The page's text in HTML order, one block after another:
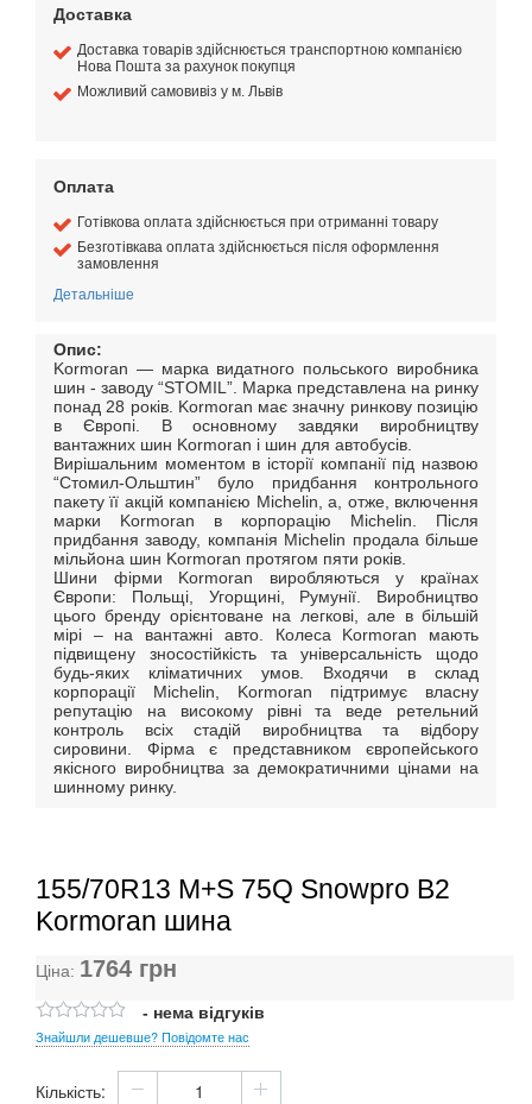
Доставка
Доставка товарів здійснюється транспортною компанією
Нова Пошта за рахунок покупця
Можливий самовивіз у м. Львів
Оплата
Готівкова оплата здійснюється при отриманні товару
Безготівкава оплата здійснюється після оформлення
замовлення
Детальніше
Опис:
Kormoran — марка видатного польського виробника
шин - заводу “STOMIL”. Марка представлена на ринку
понад 28 років. Kormoran має значну ринкову позицію
в Європі. В основному завдяки виробництву
вантажних шин Kormoran і шин для автобусів.
Вирішальним моментом в історії компанії під назвою
“Стомил-Ольштин” було придбання контрольного
пакету її акцій компанією Michelin, а, отже, включення
марки Kormoran в корпорацію Michelin. Після
придбання заводу, компанія Michelin продала більше
мільйона шин Kormoran протягом пяти років.
Шини фірми Kormoran виробляються у країнах
Європи: Польщі, Угорщині, Румунії. Виробництво
цього бренду орієнтоване на легкові, але в більшій
мірі – на вантажні авто. Колеса Kormoran мають
підвищену зносостійкість та універсальність щодо
будь-яких кліматичних умов. Входячи в склад
корпорації Michelin, Kormoran підтримує власну
репутацію на високому рівні та веде ретельний
контроль всіх стадій виробництва та відбору
сировини. Фірма є представником європейського
якісного виробництва за демократичними цінами на
шинному ринку.
155/70R13 M+S 75Q Snowpro B2
Kormoran шина
Ціна: 1764 грн
- нема відгуків
Знайшли дешевше? Повідомте нас
Кількість: